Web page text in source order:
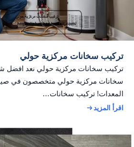
تركيب سخانات مركزية حولي
تركيب سخانات مركزية حولي نعد افضل
سخانات مركزية حولي متخصصون في
المعدات! تركيب سخانات…
اقرأ المزيد